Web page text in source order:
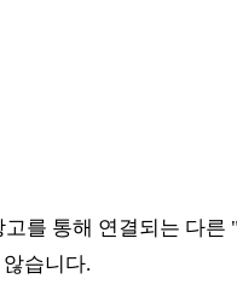
를 통해 연결되는 다른
습니다.